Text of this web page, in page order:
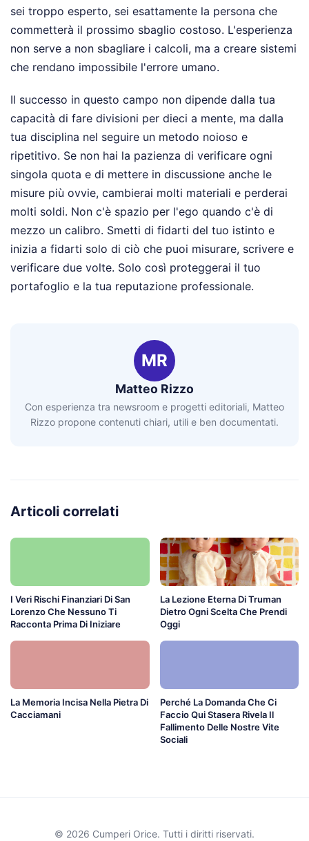
sei troppo esperto, sei esattamente la persona che
commetterà il prossimo sbaglio costoso. L'esperienza
non serve a non sbagliare i calcoli, ma a creare sistemi
che rendano impossibile l'errore umano.
Il successo in questo campo non dipende dalla tua
capacità di fare divisioni per dieci a mente, ma dalla
tua disciplina nel seguire un metodo noioso e
ripetitivo. Se non hai la pazienza di verificare ogni
singola quota e di mettere in discussione anche le
misure più ovvie, cambierai molti materiali e perderai
molti soldi. Non c'è spazio per l'ego quando c'è di
mezzo un calibro. Smetti di fidarti del tuo istinto e
inizia a fidarti solo di ciò che puoi misurare, scrivere e
verificare due volte. Solo così proteggerai il tuo
portafoglio e la tua reputazione professionale.
MR
Matteo Rizzo
Con esperienza tra newsroom e progetti editoriali, Matteo
Rizzo propone contenuti chiari, utili e ben documentati.
Articoli correlati
I Veri Rischi Finanziari Di San
Lorenzo Che Nessuno Ti
Racconta Prima Di Iniziare
La Lezione Eterna Di Truman
Dietro Ogni Scelta Che Prendi
Oggi
La Memoria Incisa Nella Pietra Di
Cacciamani
Perché La Domanda Che Ci
Faccio Qui Stasera Rivela Il
Fallimento Delle Nostre Vite
Sociali
© 2026 Cumperi Orice. Tutti i diritti riservati.